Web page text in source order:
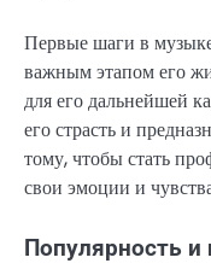
Первые шаги в
важным этапом его
для его дальнейшей
его страсть и
тому, чтобы стать
свои эмоции и
Популярность и